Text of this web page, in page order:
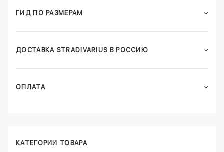
ГИД ПО РАЗМЕРАМ
ДОСТАВКА STRADIVARIUS В РОССИЮ
ОПЛАТА
КАТЕГОРИИ ТОВАРА